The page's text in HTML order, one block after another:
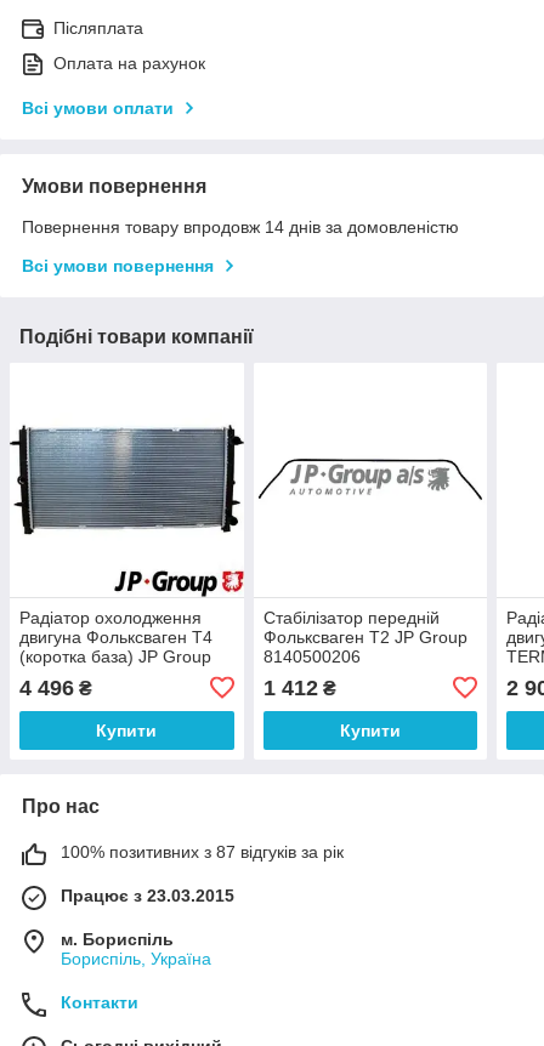
Післяплата
Оплата на рахунок
Всі умови оплати
Умови повернення
Повернення товару впродовж 14 днів за домовленістю
Всі умови повернення
Подібні товари компанії
Радіатор охолодження
двигуна Фольксваген Т4
(коротка база) JP Group
4 496 ₴
Купити
Стабілізатор передній
Фольксваген Т2 JP Group
8140500206
1 412₴
Купити
2
Про нас
100% позитивних з 87 відгуків за рік
Працює з 23.03.2015
м. Бориспіль
Бориспіль, Україна
Контакти